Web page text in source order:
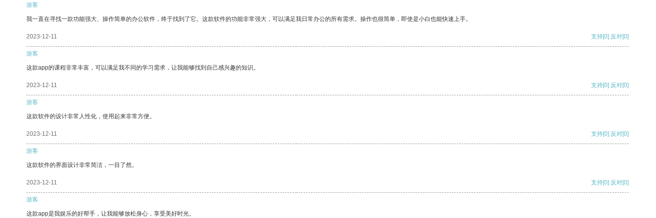
游客
我一直在寻找一款功能强大、操作简单的办公软件，终于找到了它。这款软件的功能非常强大，可以满足我日常办公的所有需求。操作也很简单，即使是小白也能快速上手。
2023-12-11 支持[0] 反对[0]
游客
这款app的课程非常丰富，可以满足我不同的学习需求，让我能够找到自己感兴趣的知识。
2023-12-11 支持[0] 反对[0]
游客
这款软件的设计非常人性化，使用起来非常方便。
2023-12-11 支持[0] 反对[0]
游客
这款软件的界面设计非常简洁，一目了然。
2023-12-11 支持[0] 反对[0]
游客
这款app是我娱乐的好帮手，让我能够放松身心，享受美好时光。